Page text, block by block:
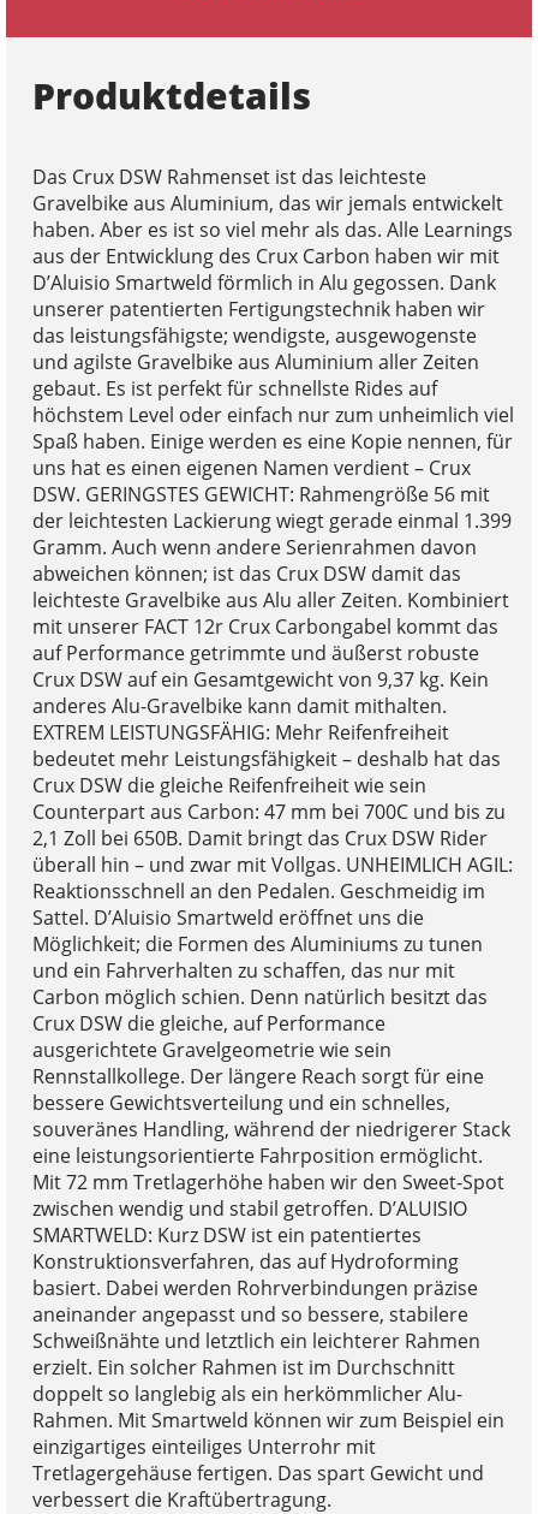
Produktdetails
Das Crux DSW Rahmenset ist das leichteste
Gravelbike aus Aluminium, das wir jemals entwickelt
haben. Aber es ist so viel mehr als das. Alle Learnings
aus der Entwicklung des Crux Carbon haben wir mit
D’Aluisio Smartweld förmlich in Alu gegossen. Dank
unserer patentierten Fertigungstechnik haben wir
das leistungsfähigste; wendigste, ausgewogenste
und agilste Gravelbike aus Aluminium aller Zeiten
gebaut. Es ist perfekt für schnellste Rides auf
höchstem Level oder einfach nur zum unheimlich viel
Spaß haben. Einige werden es eine Kopie nennen, für
uns hat es einen eigenen Namen verdient – Crux
DSW. GERINGSTES GEWICHT: Rahmengröße 56 mit
der leichtesten Lackierung wiegt gerade einmal 1.399
Gramm. Auch wenn andere Serienrahmen davon
abweichen können; ist das Crux DSW damit das
leichteste Gravelbike aus Alu aller Zeiten. Kombiniert
mit unserer FACT 12r Crux Carbongabel kommt das
auf Performance getrimmte und äußerst robuste
Crux DSW auf ein Gesamtgewicht von 9,37 kg. Kein
anderes Alu-Gravelbike kann damit mithalten.
EXTREM LEISTUNGSFÄHIG: Mehr Reifenfreiheit
bedeutet mehr Leistungsfähigkeit – deshalb hat das
Crux DSW die gleiche Reifenfreiheit wie sein
Counterpart aus Carbon: 47 mm bei 700C und bis zu
2,1 Zoll bei 650B. Damit bringt das Crux DSW Rider
überall hin – und zwar mit Vollgas. UNHEIMLICH AGIL:
Reaktionsschnell an den Pedalen. Geschmeidig im
Sattel. D’Aluisio Smartweld eröffnet uns die
Möglichkeit; die Formen des Aluminiums zu tunen
und ein Fahrverhalten zu schaffen, das nur mit
Carbon möglich schien. Denn natürlich besitzt das
Crux DSW die gleiche, auf Performance
ausgerichtete Gravelgeometrie wie sein
Rennstallkollege. Der längere Reach sorgt für eine
bessere Gewichtsverteilung und ein schnelles,
souveränes Handling, während der niedrigerer Stack
eine leistungsorientierte Fahrposition ermöglicht.
Mit 72 mm Tretlagerhöhe haben wir den Sweet-Spot
zwischen wendig und stabil getroffen. D’ALUISIO
SMARTWELD: Kurz DSW ist ein patentiertes
Konstruktionsverfahren, das auf Hydroforming
basiert. Dabei werden Rohrverbindungen präzise
aneinander angepasst und so bessere, stabilere
Schweißnähte und letztlich ein leichterer Rahmen
erzielt. Ein solcher Rahmen ist im Durchschnitt
doppelt so langlebig als ein herkömmlicher Alu-
Rahmen. Mit Smartweld können wir zum Beispiel ein
einzigartiges einteiliges Unterrohr mit
Tretlagergehäuse fertigen. Das spart Gewicht und
verbessert die Kraftübertragung.